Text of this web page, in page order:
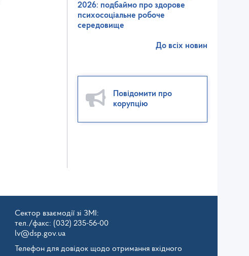
2026: подбаймо про здорове
психосоціальне робоче
середовище
До всіх новин
Повідомити про
корупцію
Сектор взаємодії зі ЗМІ:
тел./факс: (032) 235-56-00
lv@dsp.gov.ua
Телефон для довідок щодо отримання вхідного